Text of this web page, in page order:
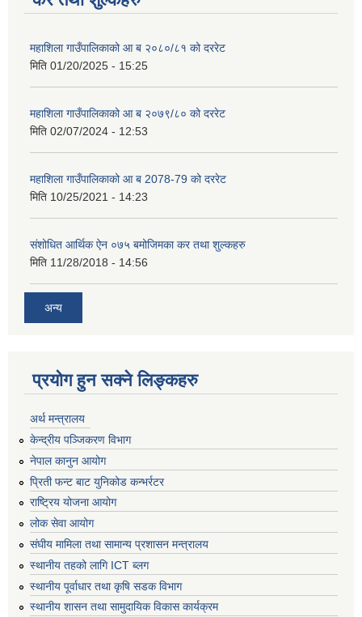
महाशिला गाउँपालिकाको आ ब २०८०/८१ को दररेट
मिति 01/20/2025 - 15:25
महाशिला गाउँपालिकाको आ ब २०७९/८० को दररेट
मिति 02/07/2024 - 12:53
महाशिला गाउँपालिकाको आ ब 2078-79 को दररेट
मिति 10/25/2021 - 14:23
संशोधित आर्थिक ऐन ०७५ बमोजिमका कर तथा शुल्कहरु
मिति 11/28/2018 - 14:56
अन्य
प्रयोग हुन सक्ने लिङ्कहरु
अर्थ मन्त्रालय
केन्द्रीय पञ्जिकरण विभाग
नेपाल कानुन आयोग
प्रिती फन्ट बाट युनिकोड कन्भर्रटर
राष्ट्रिय योजना आयोग
लोक सेवा आयोग
संघीय मामिला तथा सामान्य प्रशासन मन्त्रालय
स्थानीय तहको लागि ICT ब्लग
स्थानीय पूर्वाधार तथा कृषि सडक विभाग
स्थानीय शासन तथा सामुदायिक विकास कार्यक्रम